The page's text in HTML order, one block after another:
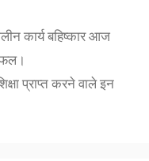
कार्य बहिष्कार आज
प्राप्त करने वाले इन